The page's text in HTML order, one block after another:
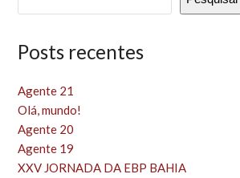
Posts recentes
Agente 21
Olá, mundo!
Agente 20
Agente 19
XXV JORNADA DA EBP BAHIA